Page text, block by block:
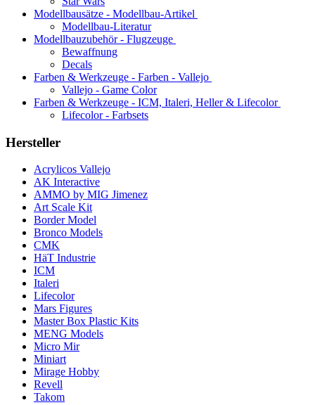
Modellbausätze - Modellbau-Artikel
Modellbau-Literatur
Modellbauzubehör - Flugzeuge
Bewaffnung
Decals
Farben & Werkzeuge - Farben - Vallejo
Vallejo - Game Color
Farben & Werkzeuge - ICM, Italeri, Heller & Lifecolor
Lifecolor - Farbsets
Hersteller
Acrylicos Vallejo
AK Interactive
AMMO by MIG Jimenez
Art Scale Kit
Border Model
Bronco Models
CMK
HäT Industrie
ICM
Italeri
Lifecolor
Mars Figures
Master Box Plastic Kits
MENG Models
Micro Mir
Miniart
Mirage Hobby
Revell
Takom